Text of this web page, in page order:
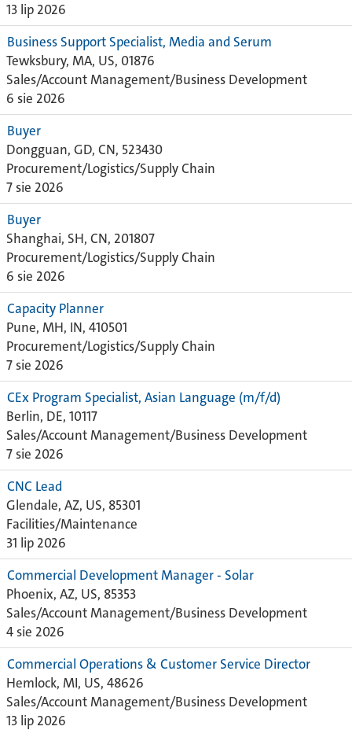
13 lip 2026
Business Support Specialist, Media and Serum
Tewksbury, MA, US, 01876
Sales/Account Management/Business Development
6 sie 2026
Buyer
Dongguan, GD, CN, 523430
Procurement/Logistics/Supply Chain
7 sie 2026
Buyer
Shanghai, SH, CN, 201807
Procurement/Logistics/Supply Chain
6 sie 2026
Capacity Planner
Pune, MH, IN, 410501
Procurement/Logistics/Supply Chain
7 sie 2026
CEx Program Specialist, Asian Language (m/f/d)
Berlin, DE, 10117
Sales/Account Management/Business Development
7 sie 2026
CNC Lead
Glendale, AZ, US, 85301
Facilities/Maintenance
31 lip 2026
Commercial Development Manager - Solar
Phoenix, AZ, US, 85353
Sales/Account Management/Business Development
4 sie 2026
Commercial Operations & Customer Service Director
Hemlock, MI, US, 48626
Sales/Account Management/Business Development
13 lip 2026